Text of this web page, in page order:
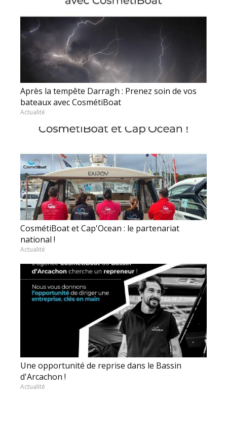
Après la tempête Darragh : Prenez soin de vos
bateaux avec CosmétiBoat
Actualité
CosmétiBoat et Cap'Ocean : le partenariat
national !
Actualité
Une opportunité de reprise dans le Bassin
d'Arcachon !
Actualité